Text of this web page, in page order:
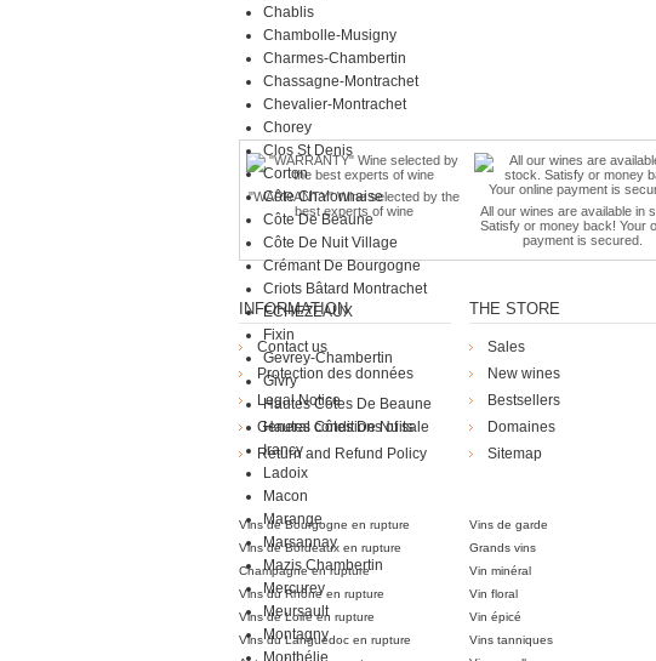
Chablis
Chambolle-Musigny
Charmes-Chambertin
Chassagne-Montrachet
Chevalier-Montrachet
Chorey
Clos St Denis
Corton
Côte Chalonnaise
Côte De Beaune
Côte De Nuit Village
Crémant De Bourgogne
Criots Bâtard Montrachet
ECHEZEAUX
Fixin
Gevrey-Chambertin
Givry
Hautes Côtes De Beaune
Hautes Côtes De Nuits
Irancy
Ladoix
Macon
Marange
Marsannay
Mazis Chambertin
Mercurey
Meursault
Montagny
Monthélie
"WARRANTY" Wine selected by the
best experts of wine
All our wines are available in
Satisfy or money back! Your
payment is secured.
INFORMATION
Contact us
Protection des données
Legal Notice
General conditions of sale
Return and Refund Policy
THE STORE
Sales
New wines
Bestsellers
Domaines
Sitemap
Vins de Bourgogne en rupture Vins de garde
Vins de Bordeaux en rupture
Grands vins
Champagne en rupture
Vin minéral
Vins du Rhône en rupture
Vin floral
Vins de Loire en rupture
Vin épicé
Vins du Languedoc en rupture
Vins tanniques